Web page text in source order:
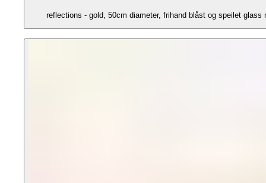
reflections - gold, 50cm diameter, frihand blåst og speilet